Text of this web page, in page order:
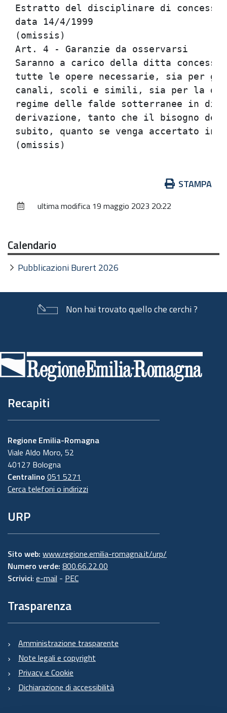
Estratto del disciplinare di
data
Art. 4 -
Saranno a carico della ditta
tutte le opere necessarie,
canali, scoli e simili, sia per
regime delle falde
derivazione, tanto che il
subito, quanto se
documento
STAMPA
ultima modifica 19 maggio 2023 20:22
Calendario
Pubblicazioni Burert 2026
Non hai trovato quello che cerchi ?
di
pagina
Recapiti
Regione Emilia-Romagna
Viale Aldo Moro, 52
40127 Bologna
Centralino 051 5271
Cerca telefoni o indirizzi
URP
Sito web: www.regione.emilia-romagna.it/urp/
Numero verde: 800.66.22.00
Scrivici: e-mail - PEC
Trasparenza
Amministrazione trasparente
Note legali e copyright
Privacy e Cookie
Dichiarazione di accessibilità